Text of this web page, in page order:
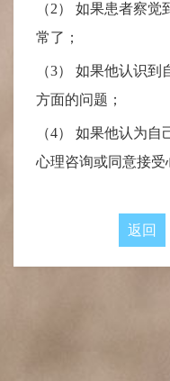
（2） 如果患者察觉
常了；
（3） 如果他认识到
方面的问题；
（4） 如果他认为自
心理咨询或同意接受
返回